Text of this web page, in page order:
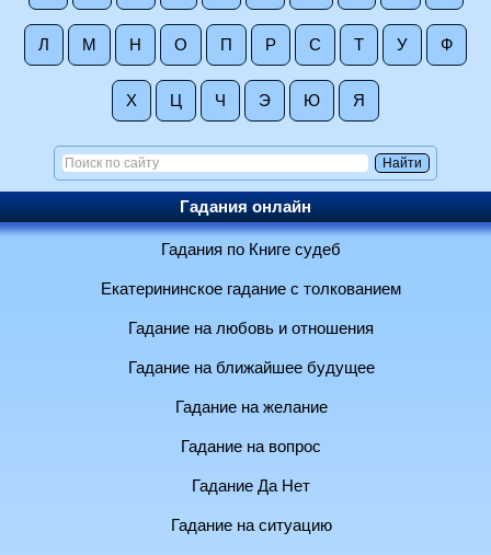
Л М Н О П Р С Т У Ф
Х Ц Ч Э Ю Я
Гадания онлайн
Гадания по Книге судеб
Екатерининское гадание с толкованием
Гадание на любовь и отношения
Гадание на ближайшее будущее
Гадание на желание
Гадание на вопрос
Гадание Да Нет
Гадание на ситуацию